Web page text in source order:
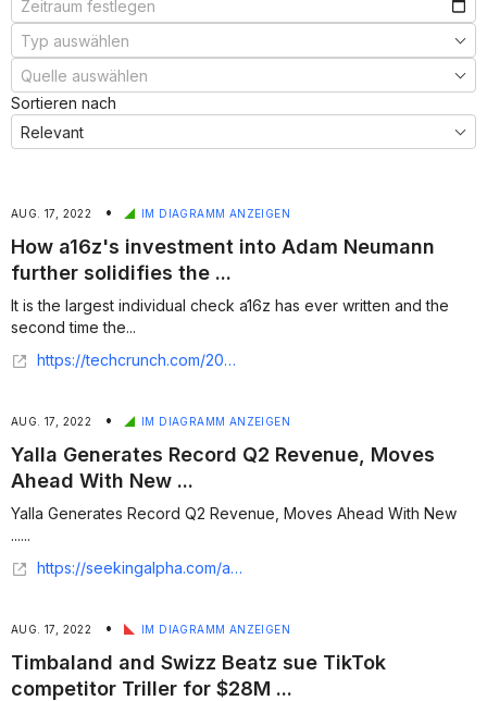
Sortieren nach
AUG. 17, 2022 • IM DIAGRAMM ANZEIGEN
How a16z's investment into Adam Neumann
further solidifies the ...
It is the largest individual check a16z has ever written and the
second time the...
https://techcrunch.com/2022/08/16/how-a16zs-investment-into-adam-neumann-further-solidifies-the-concrete-ceiling/
AUG. 17, 2022 • IM DIAGRAMM ANZEIGEN
Yalla Generates Record Q2 Revenue, Moves
Ahead With New ...
Yalla Generates Record Q2 Revenue, Moves Ahead With New
......
https://seekingalpha.com/article/4535061-yalla-generates-record-q2-revenue-moves-ahead-with-new-initiatives
AUG. 17, 2022 • IM DIAGRAMM ANZEIGEN
Timbaland and Swizz Beatz sue TikTok
competitor Triller for $28M ...